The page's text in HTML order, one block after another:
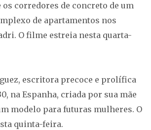
corredores de concreto de um
de apartamentos nos
O filme estreia nesta quarta-
escritora precoce e prolífica
na Espanha, criada por sua mãe
modelo para futuras mulheres. O
quinta-feira.